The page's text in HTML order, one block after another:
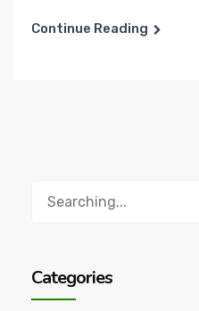
Continue Reading
Categories